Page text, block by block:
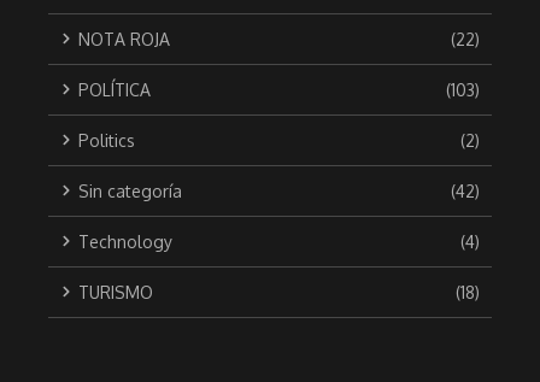
NOTA ROJA (22)
POLÍTICA (103)
Politics (2)
Sin categoría (42)
Technology (4)
TURISMO (18)